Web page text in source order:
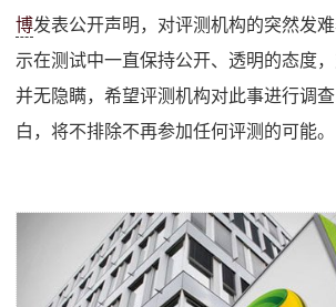
博发表公开声明，对评测机构的突然发
示在测试中一直保持公开、透明的态度
并无隐瞒，希望评测机构对此事进行调
白，将不排除不再参加任何评测的可能。